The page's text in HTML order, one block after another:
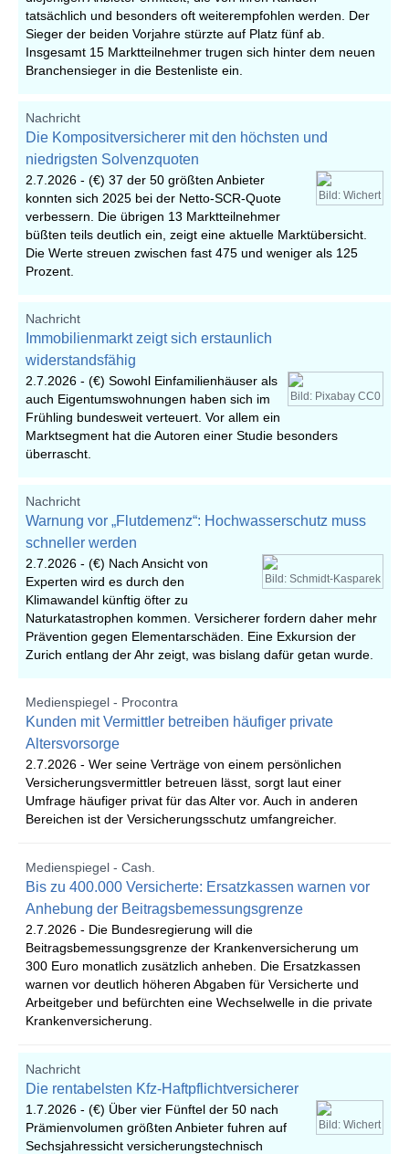
tatsächlich und besonders oft weiterempfohlen werden. Der
Sieger der beiden Vorjahre stürzte auf Platz fünf ab.
Insgesamt 15 Marktteilnehmer trugen sich hinter dem neuen
Branchensieger in die Bestenliste ein.
Nachricht
Die Kompositversicherer mit den höchsten und
niedrigsten Solvenzquoten
Bild: Wichert
2.7.2026 - (€) 37 der 50 größten Anbieter
konnten sich 2025 bei der Netto-SCR-Quote
verbessern. Die übrigen 13 Marktteilnehmer
büßten teils deutlich ein, zeigt eine aktuelle Marktübersicht.
Die Werte streuen zwischen fast 475 und weniger als 125
Prozent.
Nachricht
Immobilienmarkt zeigt sich erstaunlich
widerstandsfähig
Bild: Pixabay CC0
2.7.2026 - (€) Sowohl Einfamilienhäuser als
auch Eigentumswohnungen haben sich im
Frühling bundesweit verteuert. Vor allem ein
Marktsegment hat die Autoren einer Studie besonders
überrascht.
Nachricht
Warnung vor „Flutdemenz“: Hochwasserschutz muss
schneller werden
Bild: Schmidt-Kasparek
2.7.2026 - (€) Nach Ansicht von
Experten wird es durch den
Klimawandel künftig öfter zu
Naturkatastrophen kommen. Versicherer fordern daher mehr
Prävention gegen Elementarschäden. Eine Exkursion der
Zurich entlang der Ahr zeigt, was bislang dafür getan wurde.
Medienspiegel - Procontra
Kunden mit Vermittler betreiben häufiger private
Altersvorsorge
2.7.2026 - Wer seine Verträge von einem persönlichen
Versicherungsvermittler betreuen lässt, sorgt laut einer
Umfrage häufiger privat für das Alter vor. Auch in anderen
Bereichen ist der Versicherungsschutz umfangreicher.
Medienspiegel - Cash.
Bis zu 400.000 Versicherte: Ersatzkassen warnen vor
Anhebung der Beitragsbemessungsgrenze
2.7.2026 - Die Bundesregierung will die
Beitragsbemessungsgrenze der Krankenversicherung um
300 Euro monatlich zusätzlich anheben. Die Ersatzkassen
warnen vor deutlich höheren Abgaben für Versicherte und
Arbeitgeber und befürchten eine Wechselwelle in die private
Krankenversicherung.
Nachricht
Die rentabelsten Kfz-Haftpflichtversicherer
Bild: Wichert
1.7.2026 - (€) Über vier Fünftel der 50 nach
Prämienvolumen größten Anbieter fuhren auf
Sechsjahressicht versicherungstechnisch